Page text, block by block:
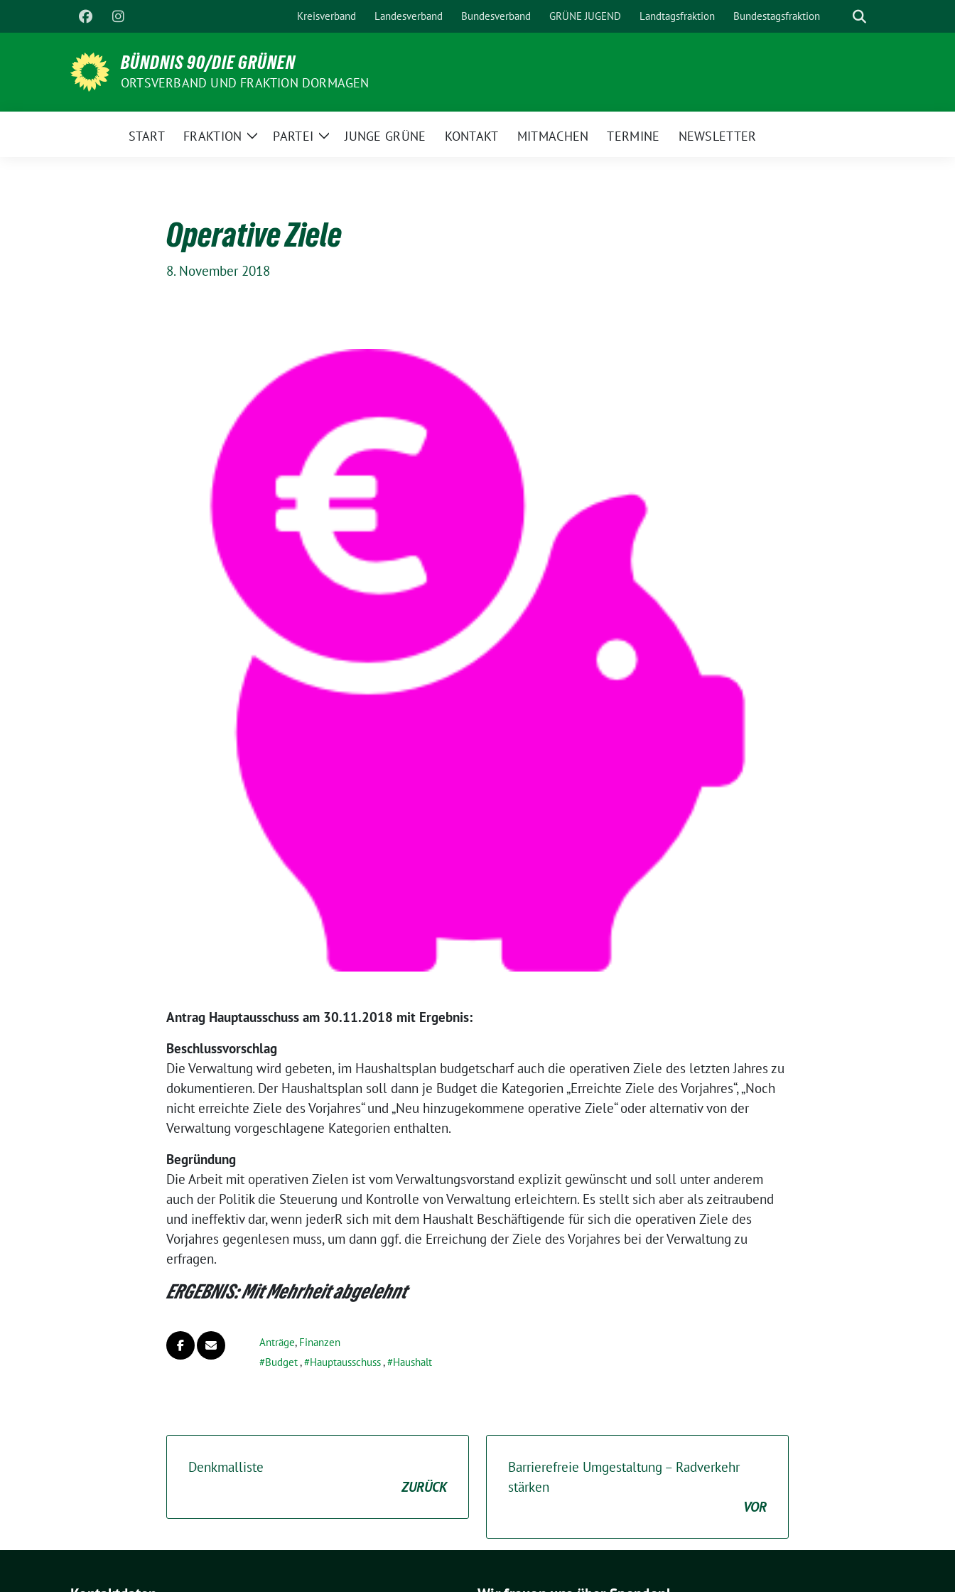
zum
Kreisverband Landesverband Bundesverband GRÜNE JUGEND Landtagsfraktion Bundestagsfraktion Suche
BÜNDNIS 90/DIE GRÜNEN
ORTSVERBAND UND FRAKTION DORMAGEN
START FRAKTION
ZeigePARTEI
ZeigeJUNGE GRÜNE KONTAKT MITMACHEN TERMINE NEWSLETTER
Operative Ziele
8. November 2018
Antrag Hauptausschuss am 30.11.2018 mit Ergebnis:
Beschlussvorschlag
Die Verwaltung wird gebeten, im Haushaltsplan budgetscharf auch die operativen Ziele des letzten Jahres zu
dokumentieren. Der Haushaltsplan soll dann je Budget die Kategorien „Erreichte Ziele des Vorjahres“, „Noch
nicht erreichte Ziele des Vorjahres“ und „Neu hinzugekommene operative Ziele“ oder alternativ von der
Verwaltung vorgeschlagene Kategorien enthalten.
Begründung
Die Arbeit mit operativen Zielen ist vom Verwaltungsvorstand explizit gewünscht und soll unter anderem
auch der Politik die Steuerung und Kontrolle von Verwaltung erleichtern. Es stellt sich aber als zeitraubend
und ineffektiv dar, wenn jederR sich mit dem Haushalt Beschäftigende für sich die operativen Ziele des
Vorjahres gegenlesen muss, um dann ggf. die Erreichung der Ziele des Vorjahres bei der Verwaltung zu
erfragen.
ERGEBNIS: Mit Mehrheit abgelehnt
Anträge, Finanzen
Budget, Hauptausschuss, Haushalt
Denkmalliste
ZURÜCK
Barrierefreie Umgestaltung – Radverkehr
stärken
VOR